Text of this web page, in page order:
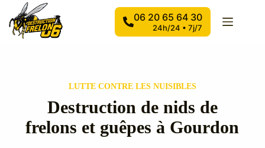
contenu
06 20 65 64 30
24h/24 • 7j/7
LUTTE CONTRE LES NUISIBLES
Destruction de nids de
frelons et guêpes à Gourdon